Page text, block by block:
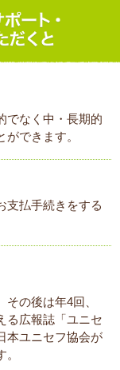
でなく中・長期的
できます。
支払手続きをする
の後は年4回、
る広報誌「ユニセ
本ユニセフ協会が